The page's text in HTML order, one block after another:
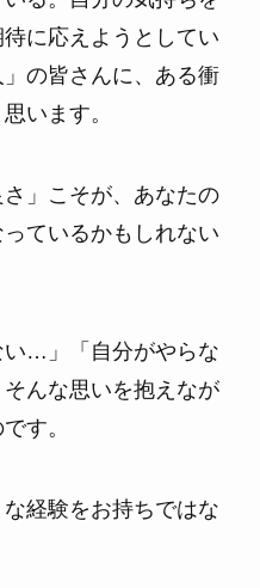
に応えようとしてい
の皆さんに、ある衝
います。
」こそが、あなたの
ているかもしれない
い…」「自分がやらな
んな思いを抱えなが
す。
経験をお持ちではな